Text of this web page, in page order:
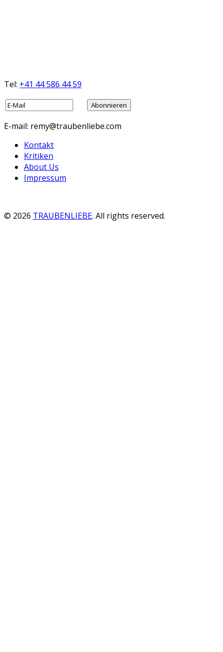
Tel: +41 44 586 44 59
E-mail: remy@traubenliebe.com
Kontakt
Kritiken
About Us
Impressum
© 2026 TRAUBENLIEBE. All rights reserved.